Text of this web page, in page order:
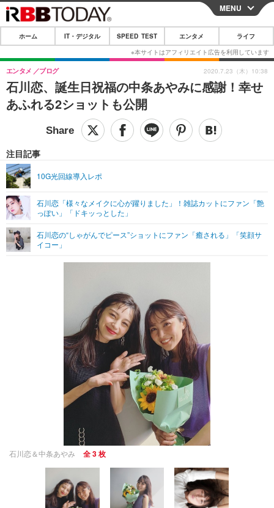
CLOSE
ホーム
IT・デジタル
IT・デジタルTOP スマートフォン
ショッピング その他
SPEED TEST
エンタメTOP 映画・ドラマ
グラビア
ショッピング その他
ライフTOP
その他
リリース一覧
プッシュ通知の停止方法
MENU
ホーム IT・デジタル SPEED TEST エンタメ ライフ
石川恋、誕生日祝福の中条あやみに感謝！幸せ
あふれる2ショットも公開
エンタメ ブログ
注目記事
10G光回線導入レポ
石川恋「様々なメイクに心が躍りました」！雑誌カットにファン「艶
っぽい」「ドキッっとした」
石川恋の“しゃがんでピース”ショットにファン「癒される」「笑顔サ
イコー」
2020.7.23（木）10:38
石川恋＆中条あやみ 全 3 枚